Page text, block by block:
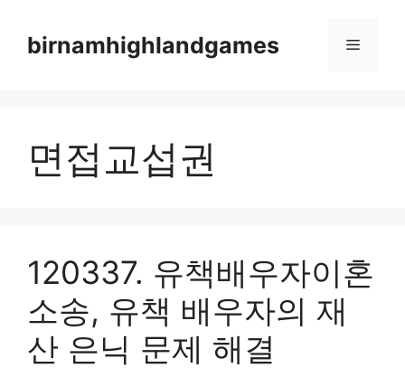
contentbirnamhighlandgames Menu
면접교섭권
120337. 유책배우자이혼
소송, 유책 배우자의 재
산 은닉 문제 해결